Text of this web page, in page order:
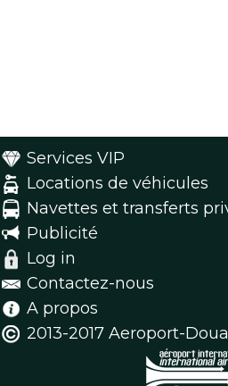
Services VIP
Locations de véhicules
Navettes et transferts
Publicité
Log in
Contactez-nous
A propos
2013-2017 Aeroport-